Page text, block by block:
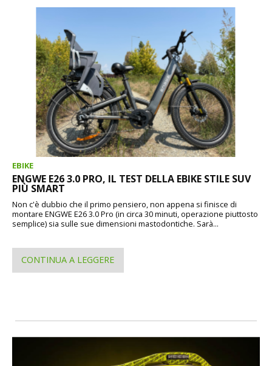
EBIKE
ENGWE E26 3.0 PRO, IL TEST DELLA EBIKE STILE SUV
PIÙ SMART
Non c'è dubbio che il primo pensiero, non appena si finisce di
montare ENGWE E26 3.0 Pro (in circa 30 minuti, operazione piuttosto
semplice) sia sulle sue dimensioni mastodontiche. Sarà...
CONTINUA A LEGGERE